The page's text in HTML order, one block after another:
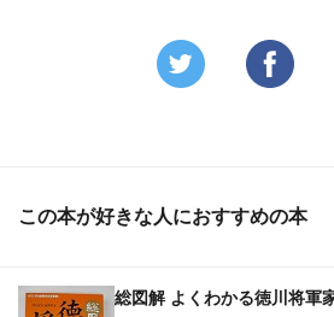
この本が好きな人におすすめの本
総図解 よくわかる徳川将軍